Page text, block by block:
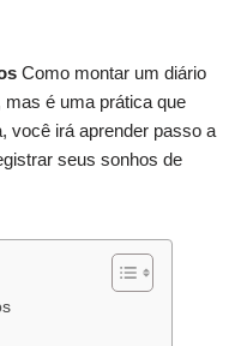
Como montar um diário
é uma prática que
você irá aprender passo a
seus sonhos de